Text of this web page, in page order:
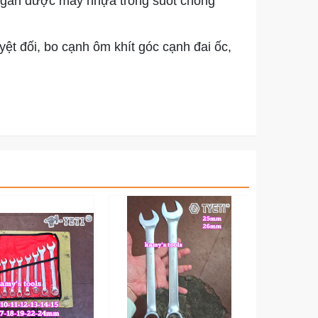
đối, bo cạnh ôm khít góc cạnh đai ốc,
gầm chật hẹp.
trình.
gàng, bền bỉ.
bộ cờ lê vòng miệng TYETI 14 chi